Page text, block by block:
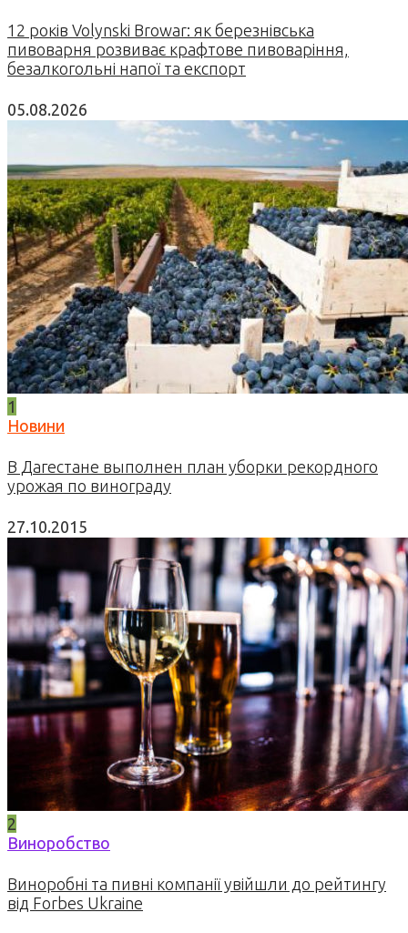
12 років Volynski Browar: як березнівська
пивоварня розвиває крафтове пивоваріння,
безалкогольні напої та експорт
05.08.2026
1
Новини
В Дагестане выполнен план уборки рекордного
урожая по винограду
27.10.2015
2
Виноробство
Виноробні та пивні компанії увійшли до рейтингу
від Forbes Ukraine